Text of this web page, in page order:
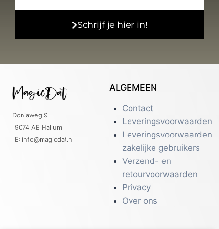
Schrijf je hier in!
Doniaweg 9
9074 AE Hallum
E: info@magicdat.nl
ALGEMEEN
Contact
Leveringsvoorwaarden
Leveringsvoorwaarden
zakelijke gebruikers
Verzend- en
retourvoorwaarden
Privacy
Over ons